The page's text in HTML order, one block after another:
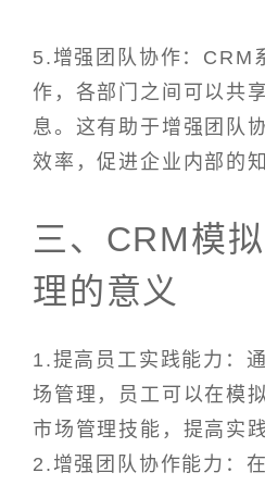
5.增强团队协作：CRM
作，各部门之间可以共
息。这有助于增强团队
效率，促进企业内部的
三、CRM模
理的意义
1.提高员工实践能力：
场管理，员工可以在模
市场管理技能，提高实
2.增强团队协作能力：